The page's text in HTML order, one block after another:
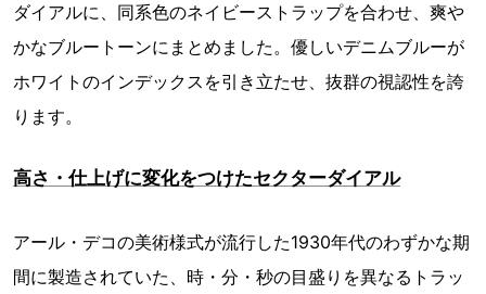
ダイアルに、同系色のネイビーストラップを合わせ、爽や
かなブルートーンにまとめました。優しいデニムブルーが
ホワイトのインデックスを引き立たせ、抜群の視認性を誇
ります。
高さ・仕上げに変化をつけたセクターダイアル
アール・デコの美術様式が流行した1930年代のわずかな期
間に製造されていた、時・分・秒の目盛りを異なるトラッ